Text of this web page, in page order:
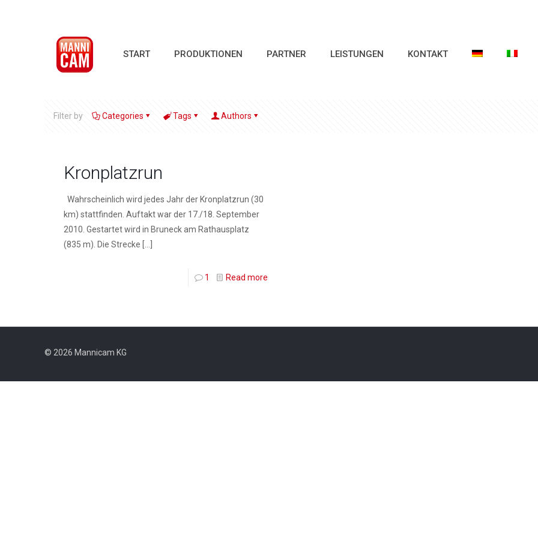
START PRODUKTIONEN PARTNER LEISTUNGEN KONTAKT
Filter by Categories Tags Authors
Kronplatzrun
Wahrscheinlich wird jedes Jahr der Kronplatzrun (30
km) stattfinden. Auftakt war der 17./18. September
2010. Gestartet wird in Bruneck am Rathausplatz
(835 m). Die Strecke
1 Read more
© 2026 Mannicam KG